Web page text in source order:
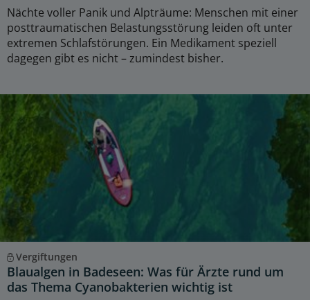
Nächte voller Panik und Alpträume: Menschen mit einer
posttraumatischen Belastungsstörung leiden oft unter
extremen Schlafstörungen. Ein Medikament speziell
dagegen gibt es nicht – zumindest bisher.
Vergiftungen
Blaualgen in Badeseen: Was für Ärzte rund um
das Thema Cyanobakterien wichtig ist